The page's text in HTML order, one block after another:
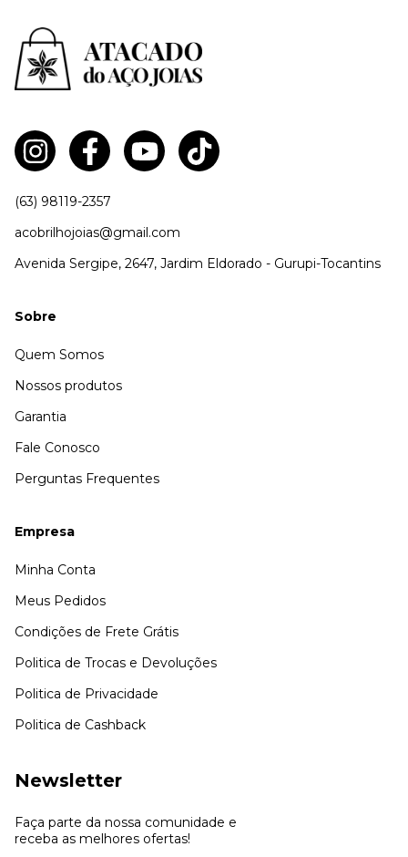
(63) 98119-2357
acobrilhojoias@gmail.com
Avenida Sergipe, 2647, Jardim Eldorado - Gurupi-Tocantins
Sobre
Quem Somos
Nossos produtos
Garantia
Fale Conosco
Perguntas Frequentes
Empresa
Minha Conta
Meus Pedidos
Condições de Frete Grátis
Politica de Trocas e Devoluções
Politica de Privacidade
Politica de Cashback
Newsletter
Faça parte da nossa comunidade e
receba as melhores ofertas!